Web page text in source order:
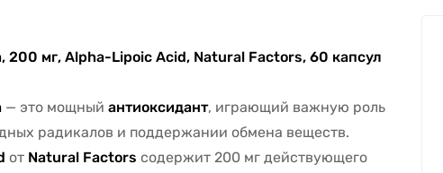
200 мг, Alpha-Lipoic Acid, Natural Factors, 60 капсул
— это мощный антиоксидант, играющий важную роль
радикалов и поддержании обмена веществ.
от Natural Factors содержит 200 мг действующего